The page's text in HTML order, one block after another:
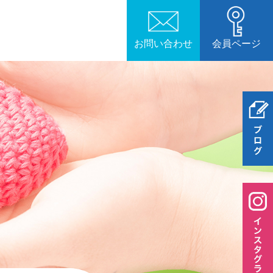
お問い合わせ 会員ページ